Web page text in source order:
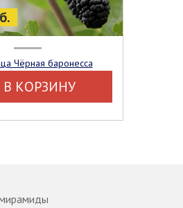
Чёрная баронесса
В КОРЗИНУ